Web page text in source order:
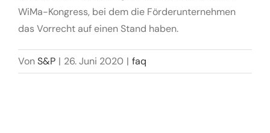
WiMa-Kongress, bei dem die Förderunternehmen
das Vorrecht auf einen Stand haben.
VonS&P | 26. Juni 2020 | faq